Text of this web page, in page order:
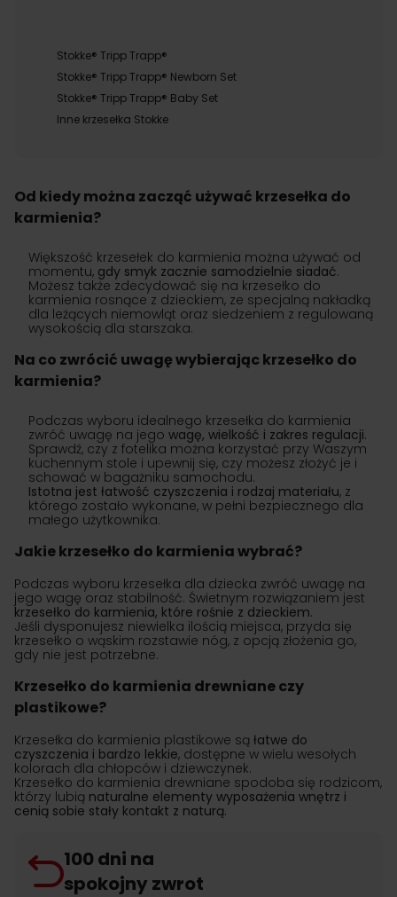
Stokke® Tripp Trapp®
Stokke® Tripp Trapp® Newborn Set
Stokke® Tripp Trapp® Baby Set
Inne krzesełka Stokke
Od kiedy można zacząć używać krzesełka do
karmienia?
Większość krzesełek do karmienia można używać od
momentu, gdy smyk zacznie samodzielnie siadać.
Możesz także zdecydować się na krzesełko do
karmienia rosnące z dzieckiem, ze specjalną nakładką
dla leżących niemowląt oraz siedzeniem z regulowaną
wysokością dla starszaka.
Na co zwrócić uwagę wybierając krzesełko do
karmienia?
Podczas wyboru idealnego krzesełka do karmienia
zwróć uwagę na jego wagę, wielkość i zakres regulacji.
Sprawdź, czy z fotelika można korzystać przy Waszym
kuchennym stole i upewnij się, czy możesz złożyć je i
schować w bagażniku samochodu.
Istotna jest łatwość czyszczenia i rodzaj materiału, z
którego zostało wykonane, w pełni bezpiecznego dla
małego użytkownika.
Jakie krzesełko do karmienia wybrać?
Podczas wyboru krzesełka dla dziecka zwróć uwagę na
jego wagę oraz stabilność. Świetnym rozwiązaniem jest
krzesełko do karmienia, które rośnie z dzieckiem.
Jeśli dysponujesz niewielka ilością miejsca, przyda się
krzesełko o wąskim rozstawie nóg, z opcją złożenia go,
gdy nie jest potrzebne.
Krzesełko do karmienia drewniane czy
plastikowe?
Krzesełka do karmienia plastikowe są łatwe do
czyszczenia i bardzo lekkie, dostępne w wielu wesołych
kolorach dla chłopców i dziewczynek.
Krzesełko do karmienia drewniane spodoba się rodzicom,
którzy lubią naturalne elementy wyposażenia wnętrz i
cenią sobie stały kontakt z naturą.
100 dni na
spokojny zwrot